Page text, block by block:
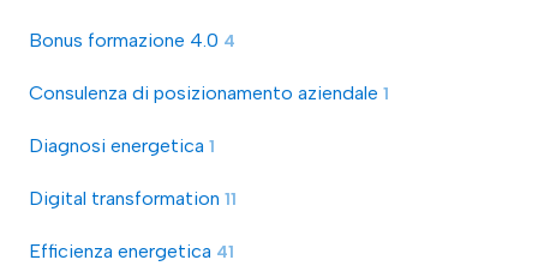
Bonus formazione 4.0 4
Consulenza di posizionamento aziendale 1
Diagnosi energetica 1
Digital transformation 11
Efficienza energetica 41